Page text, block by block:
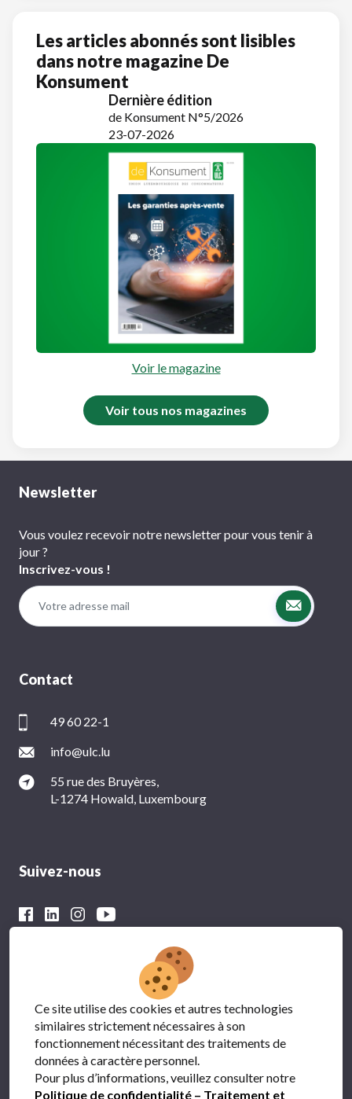
Les articles abonnés sont lisibles
dans notre magazine De
Konsument
Dernière édition
de Konsument N°5/2026
23-07-2026
Voir le magazine
Voir tous nos magazines
Newsletter
Vous voulez recevoir notre newsletter pour vous tenir à
jour ?
Inscrivez-vous !
Contact
49 60 22-1
info@ulc.lu
55 rue des Bruyères,
L-1274 Howald, Luxembourg
Suivez-nous
Avec le soutien financier du
Ce site utilise des cookies et autres technologies
similaires strictement nécessaires à son
fonctionnement nécessitant des traitements de
données à caractère personnel.
Pour plus d’informations, veuillez consulter notre
Politique de confidentialité – Traitement et